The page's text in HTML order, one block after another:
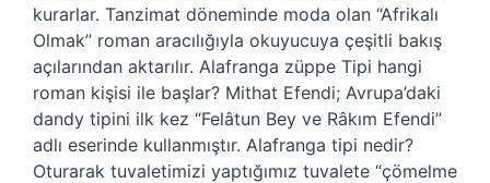
kurarlar. Tanzimat döneminde moda olan “Afrikalı
Olmak” roman aracılığıyla okuyucuya çeşitli bakış
açılarından aktarılır. Alafranga züppe Tipi hangi
roman kişisi ile başlar? Mithat Efendi; Avrupa’daki
dandy tipini ilk kez “Felâtun Bey ve Râkım Efendi”
adlı eserinde kullanmıştır. Alafranga tipi nedir?
Oturarak tuvaletimizi yaptığımız tuvalete “çömelme